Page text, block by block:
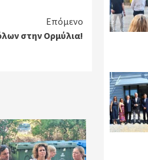
Επόμενο
στην Ορμύλια!